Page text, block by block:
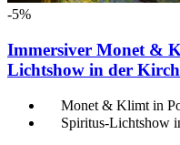
-5%
Immersiver Monet &
Lichtshow in der
Monet & Klimt in
Spiritus-Lichtshow